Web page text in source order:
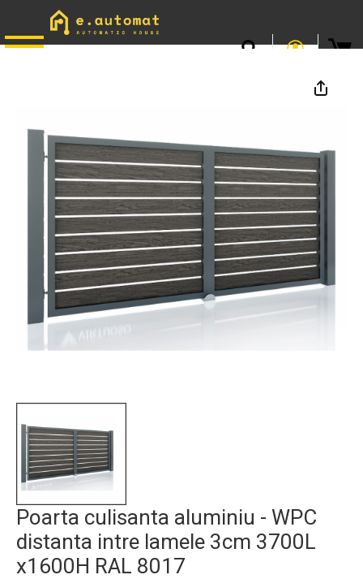
📞0746.301.381· L–V 9–17 · Livrare gratuită peste 500 lei
Poarta culisanta aluminiu - WPC
distanta intre lamele 3cm 3700L
x1600H RAL 8017